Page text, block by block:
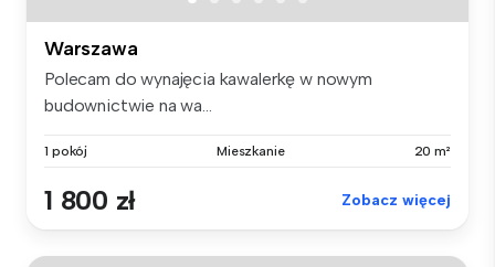
Warszawa
Polecam do wynajęcia kawalerkę w nowym
budownictwie na wa...
1 pokój Mieszkanie 20 m²
1 800 zł Zobacz więcej